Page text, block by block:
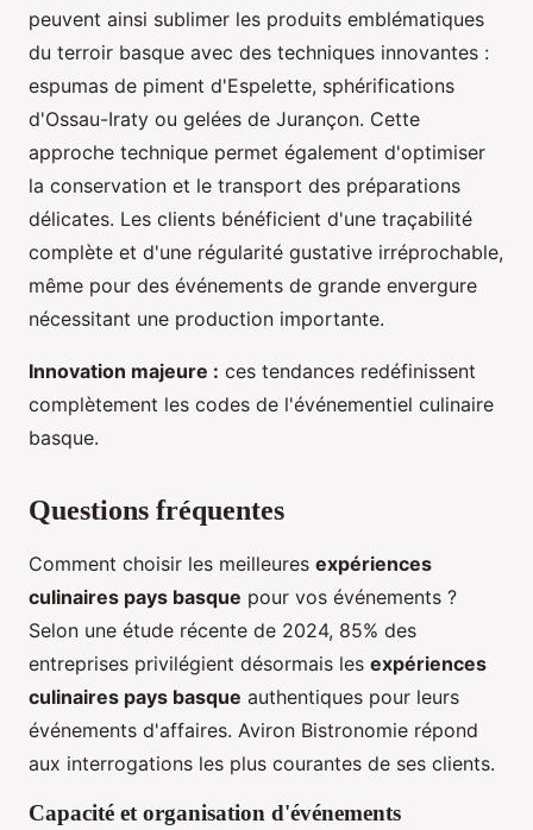
peuvent ainsi sublimer les produits emblématiques
du terroir basque avec des techniques innovantes :
espumas de piment d'Espelette, sphérifications
d'Ossau-Iraty ou gelées de Jurançon. Cette
approche technique permet également d'optimiser
la conservation et le transport des préparations
délicates. Les clients bénéficient d'une traçabilité
complète et d'une régularité gustative irréprochable,
même pour des événements de grande envergure
nécessitant une production importante.
Innovation majeure : ces tendances redéfinissent
complètement les codes de l'événementiel culinaire
basque.
Questions fréquentes
Comment choisir les meilleures expériences
culinaires pays basque pour vos événements ?
Selon une étude récente de 2024, 85% des
entreprises privilégient désormais les expériences
culinaires pays basque authentiques pour leurs
événements d'affaires. Aviron Bistronomie répond
aux interrogations les plus courantes de ses clients.
Capacité et organisation d'événements